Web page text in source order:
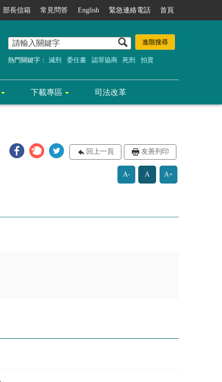
部長信箱 常見問答 English 緊急連絡電話 首頁
熱門關鍵字： 減刑 委任書 認罪協商 死刑 拍賣
下載專區 司法改革
回上一頁 友善列印
A- A A+